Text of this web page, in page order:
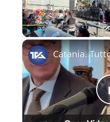
Unmute